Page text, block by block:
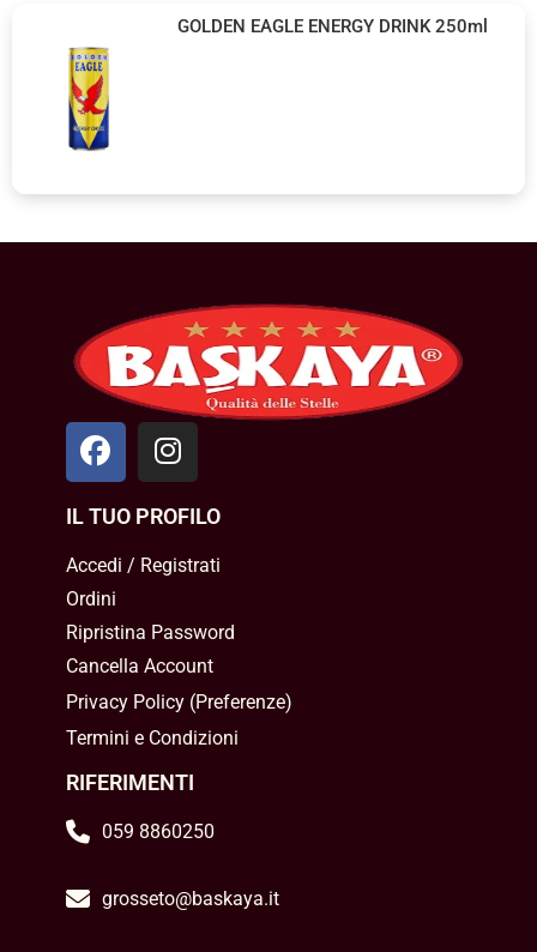
GOLDEN EAGLE ENERGY DRINK 250ml
IL TUO PROFILO
Accedi / Registrati
Ordini
Ripristina Password
Cancella Account
Privacy Policy(Preferenze)
Termini e Condizioni
RIFERIMENTI
059 8860250
grosseto@baskaya.it